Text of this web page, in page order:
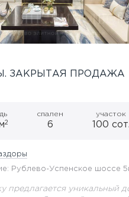
ЗАКРЫТАЯ ПРОДАЖА
2
спален
6
участок
100 сот.
Рублево-Успенское шоссе
предлагается уникальный